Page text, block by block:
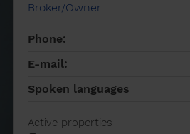
Broker/Owner
Phone:
E-mail:
Spoken languages
Active properties